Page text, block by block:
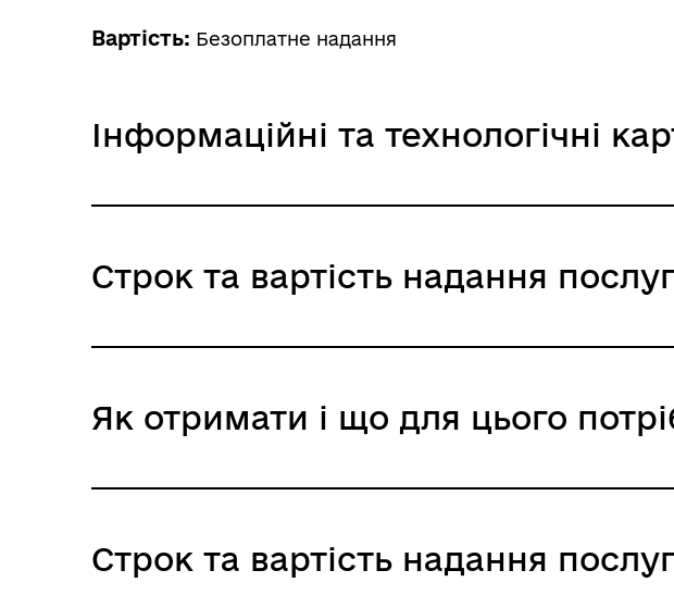
Вартість: Безоплатне надання
Інформаційні та технологічні
Строк та вартість надання
Адміністративний збір: Безоплатне надання / 0 UAH /
Строк надання: 1 день
Як отримати і що для цього
Виконавчі органи сільських, селищних, міських рад
Строк та вартість надання